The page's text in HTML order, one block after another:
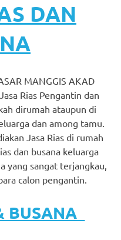
DAN
MANGGIS AKAD
Rias Pengantin dan
dirumah ataupun di
dan among tamu.
Jasa Rias di rumah
dan busana keluarga
yang sangat terjangkau,
calon pengantin.
BUSANA